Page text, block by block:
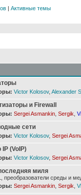
| Активные темы
Victor Kolosov, Alexander
и Firewall
Sergei Asmankin Sergik
сети
Victor Kolosov, Sergei
IP (VoIP)
Victor Kolosov, Sergei
миля
преобразователи среды и
Sergei Asmankin Sergik